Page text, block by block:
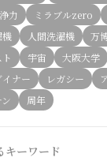
力 ミラブルzero
機
人間洗濯機
万
宇宙 大阪大学
ナー
レガシー
周年
キーワード